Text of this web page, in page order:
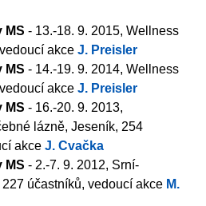
MS - 13.-18. 9. 2015, Wellness
akce J. Preisler
MS - 14.-19. 9. 2014, Wellness
akce J. Preisler
MS - 16.-20. 9. 2013,
lázně, Jeseník, 254
akce J. Cvačka
MS - 2.-7. 9. 2012, Srní-
účastníků, vedoucí akce M.